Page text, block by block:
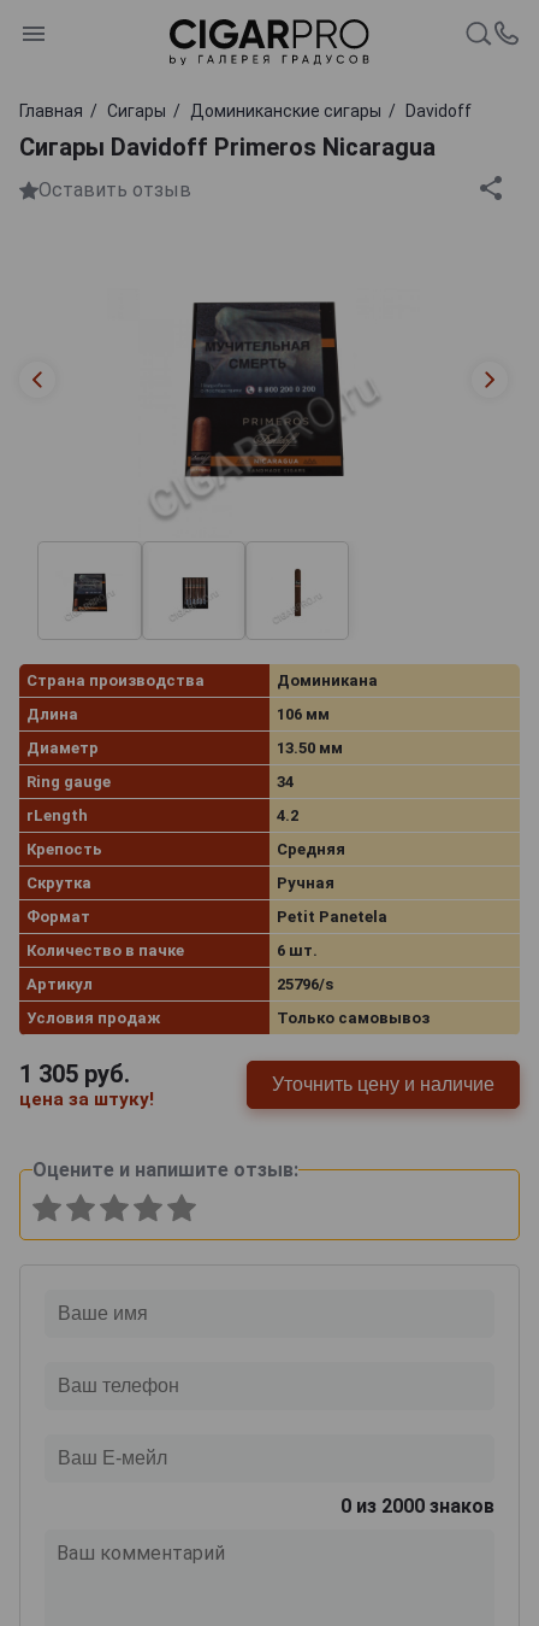
Главная Сигары Доминиканские сигары Davidoff
Сигары Davidoff Primeros Nicaragua
Оставить отзыв
Страна производства
Доминикана
Длина
106 мм
Диаметр
13.50 мм
Ring gauge
34
rLength
4.2
Крепость
Средняя
Скрутка
Ручная
Формат
Petit Panetela
Количество в пачке
6 шт.
Артикул
25796/s
Условия продаж
Только самовывоз
1 305 руб.
цена за штуку!
Уточнить цену и наличие
Оцените и напишите отзыв:
0 из 2000 знаков